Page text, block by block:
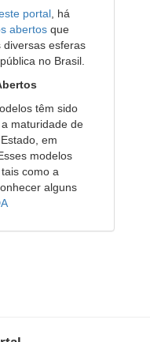
portal , há
abertos que
diversas esferas
no Brasil.
têm sido
maturidade de
em
modelos
como a
alguns